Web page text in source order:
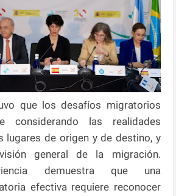
que los desafíos migratorios
considerando las realidades
lugares de origen y de destino, y
general de la migración.
demuestra que una
efectiva requiere reconocer